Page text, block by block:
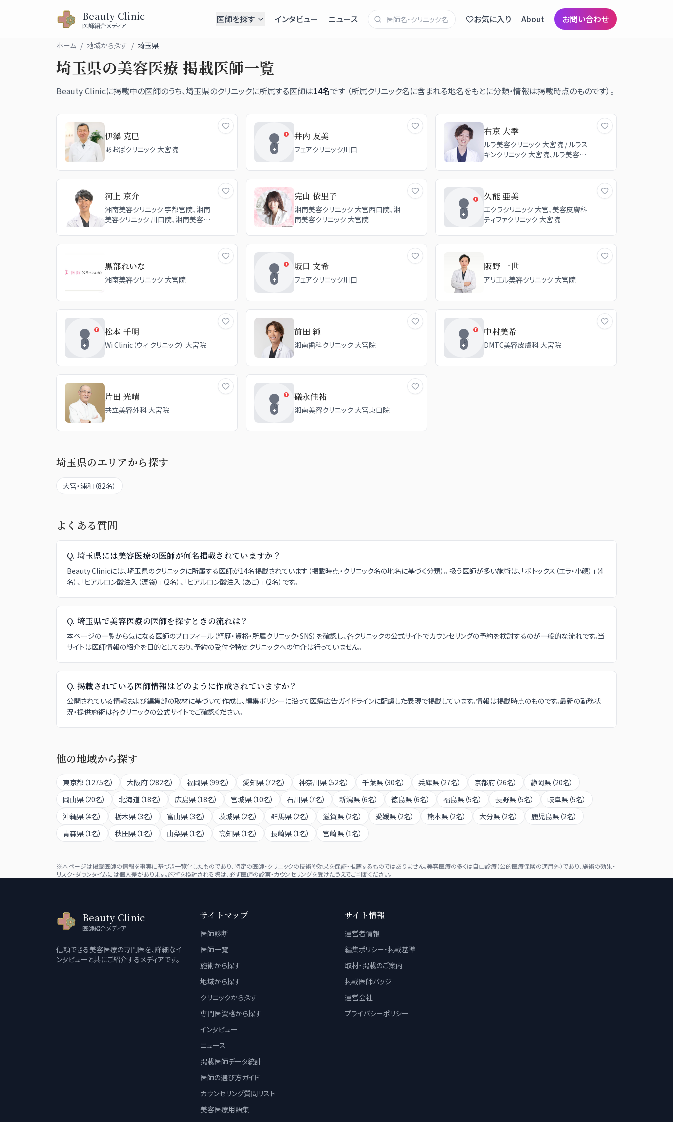
Beauty Clinic
医師紹介メディア
医師を探す インタビュー ニュース お気に入り About お問い合わせ
ホーム / 地域から探す / 埼玉県
埼玉県の美容医療 掲載医師一覧
Beauty Clinicに掲載中の医師のうち、埼玉県のクリニックに所属する医師は14名です （所属クリニック名に含まれる地名をもとに分類・情報は掲載時点のものです）。
伊澤 克巳
あおばクリニック 大宮院
井内 友美
フェアクリニック川口
右京 大季
ルラ美容クリニック 大宮院 / ルラス
キンクリニック 大宮院、ルラ美容クリ
河上 京介
湘南美容クリニック 宇都宮院、湘南
美容クリニック 川口院、湘南美容ク
完山 依里子
湘南美容クリニック 大宮西口院、湘
南美容クリニック 大宮院
久能 亜美
エクラクリニック 大宮、美容皮膚科
ティファクリニック 大宮院
黒部れいな
湘南美容クリニック 大宮院
坂口 文希
フェアクリニック川口
阪野 一世
アリエル美容クリニック 大宮院
松本 千明
Wi Clinic（ウィ クリニック） 大宮院
前田 純
湘南歯科クリニック 大宮院
中村美希
DMTC美容皮膚科 大宮院
片田 光晴
共立美容外科 大宮院
礒永佳祐
湘南美容クリニック 大宮東口院
埼玉県のエリアから探す
大宮・浦和 （82名）
よくある質問
Q. 埼玉県には美容医療の医師が何名掲載されていますか？
Beauty Clinicには、埼玉県のクリニックに所属する医師が14名掲載されています（掲載時点・クリニック名の地名に基づく分類）。 扱う医師が多い施術は、「ボトックス（エラ・小顔）」（4
名）、「ヒアルロン酸注入（涙袋）」（2名）、「ヒアルロン酸注入（あご）」（2名）です。
Q. 埼玉県で美容医療の医師を探すときの流れは？
本ページの一覧から気になる医師のプロフィール（経歴・資格・所属クリニック・SNS）を確認し、各クリニックの公式サイトでカウンセリングの予約を検討するのが一般的な流れです。当
サイトは医師情報の紹介を目的としており、予約の受付や特定クリニックへの仲介は行っていません。
Q. 掲載されている医師情報はどのように作成されていますか？
公開されている情報および編集部の取材に基づいて作成し、編集ポリシーに沿って医療広告ガイドラインに配慮した表現で掲載しています。情報は掲載時点のものです。最新の勤務状
況・提供施術は各クリニックの公式サイトでご確認ください。
他の地域から探す
東京都 （1275名） 大阪府 （282名） 福岡県 （99名） 愛知県 （72名） 神奈川県 （52名） 千葉県 （30名） 兵庫県 （27名） 京都府 （26名） 静岡県 （20名）
岡山県 （20名） 北海道 （18名） 広島県 （18名） 宮城県 （10名） 石川県 （7名） 新潟県 （6名） 徳島県 （6名） 福島県 （5名） 長野県 （5名） 岐阜県 （5名）
沖縄県 （4名） 栃木県 （3名） 富山県 （3名） 茨城県 （2名） 群馬県 （2名） 滋賀県 （2名） 愛媛県 （2名） 熊本県 （2名） 大分県 （2名） 鹿児島県 （2名）
青森県 （1名） 秋田県 （1名） 山梨県 （1名） 高知県 （1名） 長崎県 （1名） 宮崎県 （1名）
※本ページは掲載医師の情報を事実に基づき一覧化したものであり、特定の医師・クリニックの技術や効果を保証・推薦するものではありません。美容医療の多くは自由診療（公的医療保険の適用外）であり、施術の効果・
リスク・ダウンタイムには個人差があります。施術を検討される際は、必ず医師の診察・カウンセリングを受けたうえでご判断ください。
Beauty Clinic
医師紹介メディア
信頼できる美容医療の専門医を、詳細なイ
ンタビューと共にご紹介するメディアです。
サイトマップ
医師診断
医師一覧
施術から探す
地域から探す
クリニックから探す
専門医資格から探す
インタビュー
ニュース
掲載医師データ統計
医師の選び方ガイド
カウンセリング質問リスト
美容医療用語集
サイト情報
運営者情報
編集ポリシー・掲載基準
取材・掲載のご案内
掲載医師バッジ
運営会社
プライバシーポリシー